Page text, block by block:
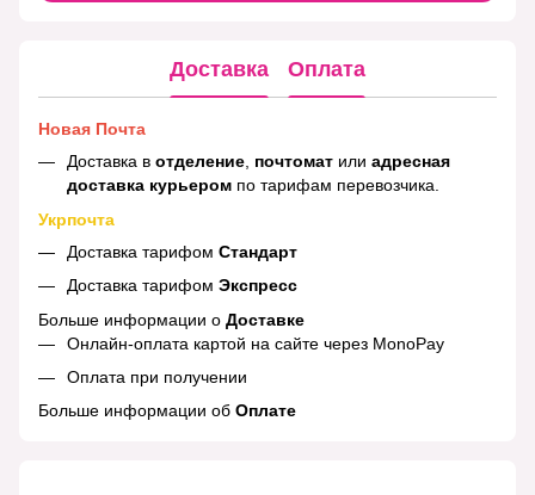
Доставка Оплата
Новая Почта
Доставка в отделение, почтомат или адресная
доставка курьером по тарифам перевозчика.
Укрпочта
Доставка тарифом Стандарт
Доставка тарифом Экспресс
Больше информации о Доставке
Онлайн-оплата картой на сайте через MonoPay
Оплата при получении
Больше информации об Оплате